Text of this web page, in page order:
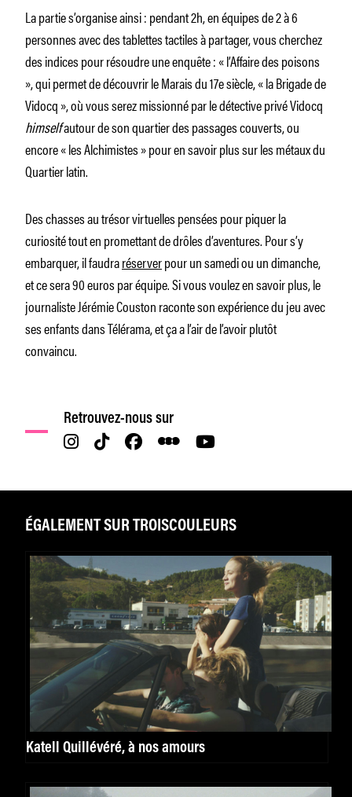
La partie s’organise ainsi : pendant 2h, en équipes de 2 à 6
personnes avec des tablettes tactiles à partager, vous cherchez
des indices pour résoudre une enquête : « l’Affaire des poisons
», qui permet de découvrir le Marais du 17e siècle, « la Brigade de
Vidocq », où vous serez missionné par le détective privé Vidocq
himselfautour de son quartier des passages couverts, ou
encore « les Alchimistes » pour en savoir plus sur les métaux du
Quartier latin.
Des chasses au trésor virtuelles pensées pour piquer la
curiosité tout en promettant de drôles d’aventures. Pour s’y
embarquer, il faudraréserverpour un samedi ou un dimanche,
et ce sera 90 euros par équipe. Si vous voulez en savoir plus, le
journaliste Jérémie Couston raconte son expérience du jeu avec
ses enfants dans Télérama, et ça a l’air de l’avoir plutôt
convaincu.
Retrouvez-nous sur
ÉGALEMENT SUR TROISCOULEURS
Katell Quillévéré, à nos amours